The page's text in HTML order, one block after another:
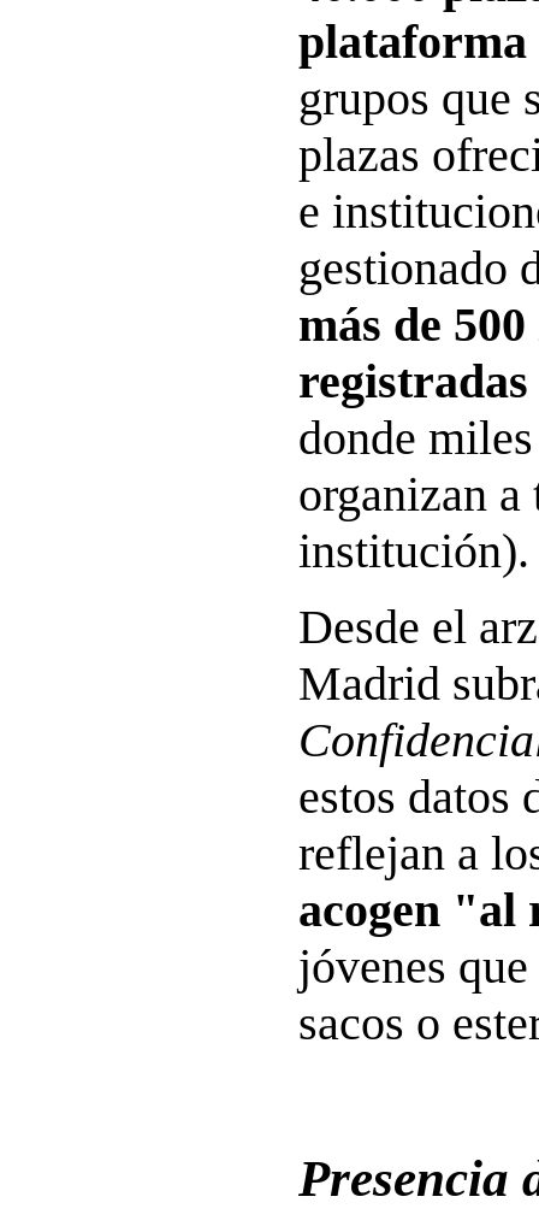
plataforma
grupos que
plazas
e
gestionado
más de
registradas
donde
organizan a
institución).
Desde el
Madrid
estos datos
reflejan a
acogen "al
jóvenes
sacos o
Presencia